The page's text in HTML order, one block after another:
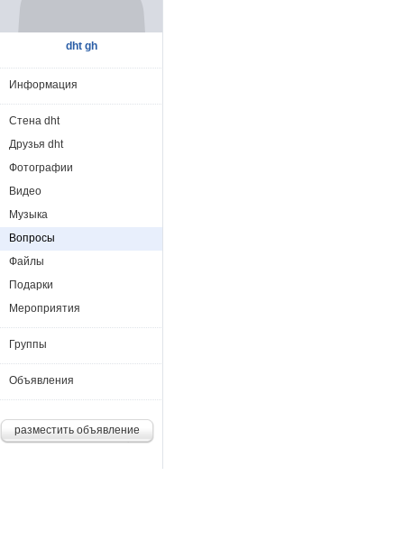
dht gh
Информация
Стена dht
Друзья dht
Фотографии
Видео
Музыка
Вопросы
Файлы
Подарки
Мероприятия
Группы
Объявления
разместить объявление